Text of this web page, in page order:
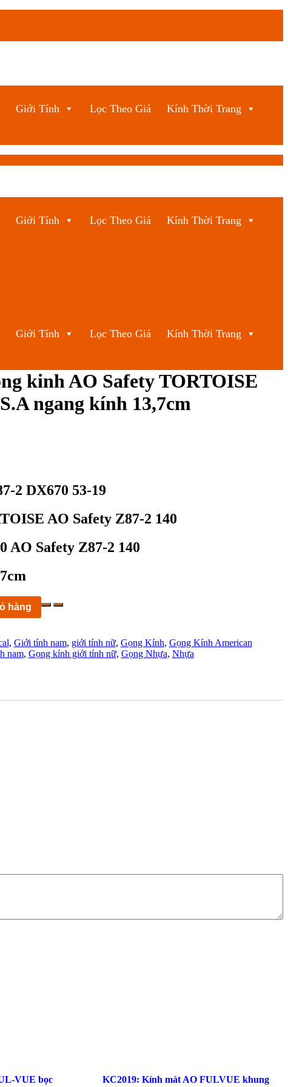
Giới Tính Lọc Theo Giá
Kính Thời Trang
Giới Tính Lọc Theo Giá
Kính Thời Trang
Giới Tính Lọc Theo Giá
Kính Thời Trang
kinh AO Safety TORTOISE
ngang kính 13,7cm
2 DX670 53-19
AO Safety Z87-2 140
AO Safety Z87-2 140
hàng
, Giới tính nam, giới tính nữ, Gọng Kính, Gọng Kính American
nam, Gọng kính giới tính nữ, Gọng Nhựa, Nhựa
VUE bọc
KC2019: Kính mát AO FULVUE khung